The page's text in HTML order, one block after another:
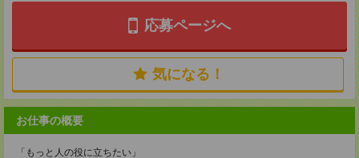
応募ページへ
気になる！
お仕事の概要
「もっと人の役に立ちたい」